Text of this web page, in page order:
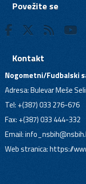
Povežite se
Kontakt
Nogometni/Fudbalski
Adresa: Bulevar Meše
Tel: +(387) 033 276-676
Fax: +(387) 033 444-332
Email:
Web stranica: https://